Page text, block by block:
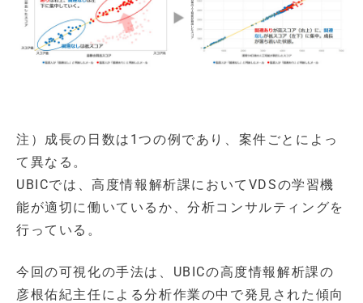
注）成長の日数は1つの例であり、案件ごとによっ
て異なる。
UBICでは、高度情報解析課においてVDSの学習機
能が適切に働いているか、分析コンサルティングを
行っている。
今回の可視化の手法は、UBICの高度情報解析課の
彦根佑紀主任による分析作業の中で発見された傾向